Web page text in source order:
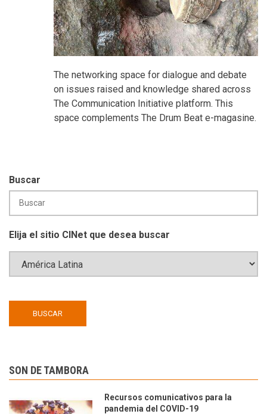
The networking space for dialogue and debate
on issues raised and knowledge shared across
The Communication Initiative platform. This
space complements The Drum Beat e-magasine.
Buscar
Elija el sitio CINet que desea buscar
SON DE TAMBORA
Recursos comunicativos para la
pandemia del COVID-19